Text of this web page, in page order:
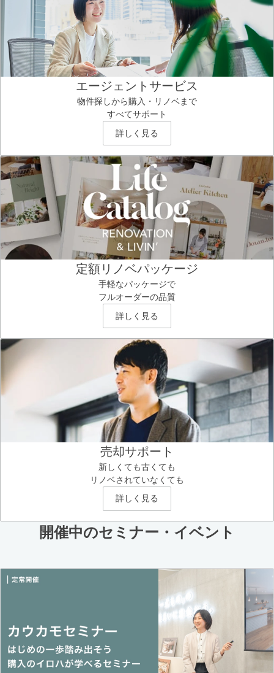
エージェントサービス
物件探しから購入・リノベまで
すべてサポート
詳しく見る
定額リノベパッケージ
手軽なパッケージで
フルオーダーの品質
詳しく見る
売却サポート
新しくても古くても
リノベされていなくても
詳しく見る
開催中のセミナー・イベント